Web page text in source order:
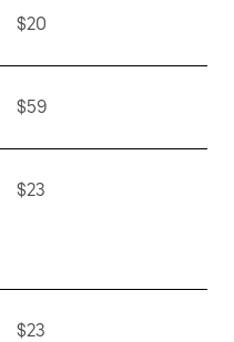
$20
$59
$23
$23